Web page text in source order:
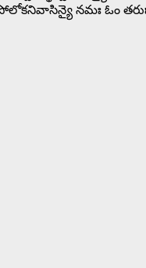
నమః ఓం